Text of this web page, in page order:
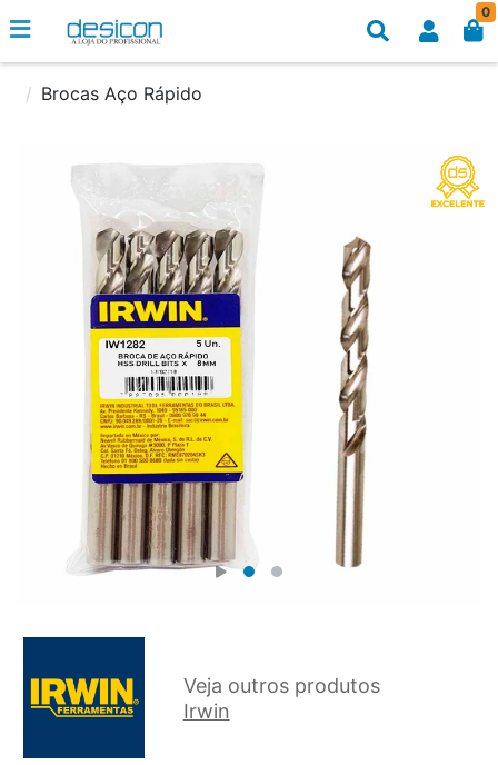
0
Brocas Aço Rápido
Veja outros produtos
Irwin